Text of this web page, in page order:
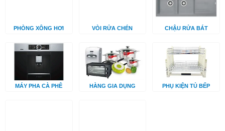
PHÒNG XÔNG HƠI VÒI RỬA CHÉN CHẬU RỬA BÁT
MÁY PHA CÀ PHÊ HÀNG GIA DỤNG PHỤ KIỆN TỦ BẾP